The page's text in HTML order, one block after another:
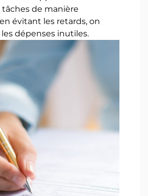
de manière
évitant les retards, on
dépenses inutiles.